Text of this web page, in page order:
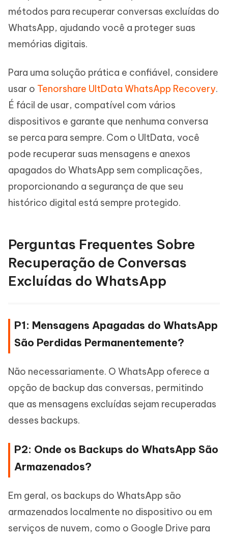
métodos para recuperar conversas excluídas do
WhatsApp, ajudando você a proteger suas
memórias digitais.
Para uma solução prática e confiável, considere
usar o Tenorshare UltData WhatsApp Recovery.
É fácil de usar, compatível com vários
dispositivos e garante que nenhuma conversa
se perca para sempre. Com o UltData, você
pode recuperar suas mensagens e anexos
apagados do WhatsApp sem complicações,
proporcionando a segurança de que seu
histórico digital está sempre protegido.
Perguntas Frequentes Sobre
Recuperação de Conversas
Excluídas do WhatsApp
P1: Mensagens Apagadas do WhatsApp
São Perdidas Permanentemente?
Não necessariamente. O WhatsApp oferece a
opção de backup das conversas, permitindo
que as mensagens excluídas sejam recuperadas
desses backups.
P2: Onde os Backups do WhatsApp São
Armazenados?
Em geral, os backups do WhatsApp são
armazenados localmente no dispositivo ou em
serviços de nuvem, como o Google Drive para